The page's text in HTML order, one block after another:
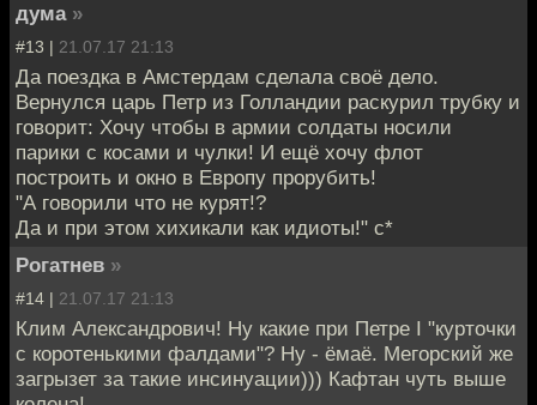
дума »
#13 | 21.07.17 21:13
Да поездка в Амстердам сделала своё дело.
Вернулся царь Петр из Голландии раскурил трубку и
говорит: Хочу чтобы в армии солдаты носили
парики с косами и чулки! И ещё хочу флот
построить и окно в Европу прорубить!
"А говорили что не курят!?
Да и при этом хихикали как идиоты!" с*
Рогатнев »
#14 | 21.07.17 21:13
Клим Александрович! Ну какие при Петре I "курточки
с коротенькими фалдами"? Ну - ёмаё. Мегорский же
загрызет за такие инсинуации))) Кафтан чуть выше